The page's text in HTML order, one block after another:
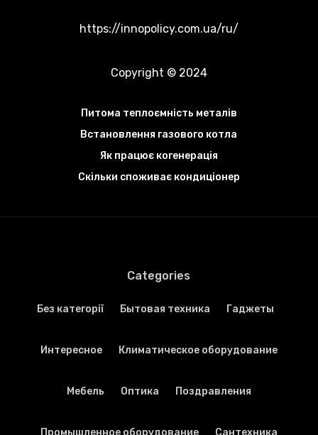
https://innopolicy.com.ua/ru/
Copyright © 2024
Питома теплоємність металів
Встановлення газового котла
Як працює когенерація
Скільки споживає кондиціонер
Categories
Без категорії Бытовая техника Гаджеты
Интересное Климатическое оборудование
Мебель Оптика Поздравления
Промышленное оборудование Сантехника